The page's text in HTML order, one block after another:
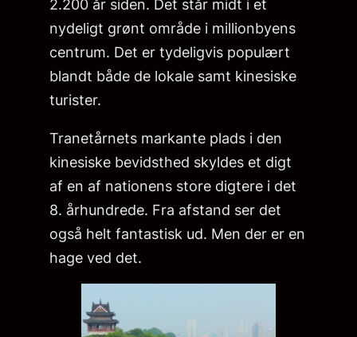
2.200 år siden. Det står midt i et
nydeligt grønt område i millionbyens
centrum. Det er tydeligvis populært
blandt både de lokale samt kinesiske
turister.
Tranetårnets markante plads i den
kinesiske bevidsthed skyldes et digt
af en af nationens store digtere i det
8. århundrede. Fra afstand ser det
også helt fantastisk ud. Men der er en
hage ved det.